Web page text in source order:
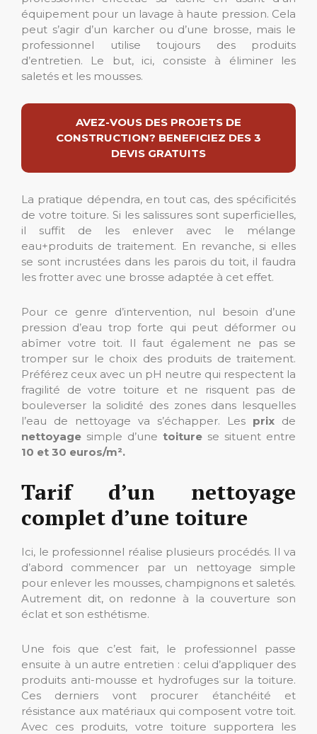
équipement pour un lavage à haute pression. Cela
peut s’agir d’un karcher ou d’une brosse, mais le
professionnel utilise toujours des produits
d’entretien. Le but, ici, consiste à éliminer les
saletés et les mousses.
AVEZ-VOUS DES PROJETS DE
CONSTRUCTION? BENEFICIEZ DES 3
DEVIS GRATUITS
La pratique dépendra, en tout cas, des spécificités
de votre toiture. Si les salissures sont superficielles,
il suffit de les enlever avec le mélange
eau+produits de traitement. En revanche, si elles
se sont incrustées dans les parois du toit, il faudra
les frotter avec une brosse adaptée à cet effet.
Pour ce genre d’intervention, nul besoin d’une
pression d’eau trop forte qui peut déformer ou
abîmer votre toit. Il faut également ne pas se
tromper sur le choix des produits de traitement.
Préférez ceux avec un pH neutre qui respectent la
fragilité de votre toiture et ne risquent pas de
bouleverser la solidité des zones dans lesquelles
l’eau de nettoyage va s’échapper. Les prix de
nettoyage simple d’une toiture se situent entre
10 et 30 euros/m².
Tarif d’un nettoyage
complet d’une toiture
Ici, le professionnel réalise plusieurs procédés. Il va
d’abord commencer par un nettoyage simple
pour enlever les mousses, champignons et saletés.
Autrement dit, on redonne à la couverture son
éclat et son esthétisme.
Une fois que c’est fait, le professionnel passe
ensuite à un autre entretien : celui d’appliquer des
produits anti-mousse et hydrofuges sur la toiture.
Ces derniers vont procurer étanchéité et
résistance aux matériaux qui composent votre toit.
Avec ces produits, votre toiture supportera les